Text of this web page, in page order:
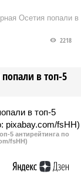
Осетия попали в
в топ-5
2218
5 антирейтинга по
fsHH)